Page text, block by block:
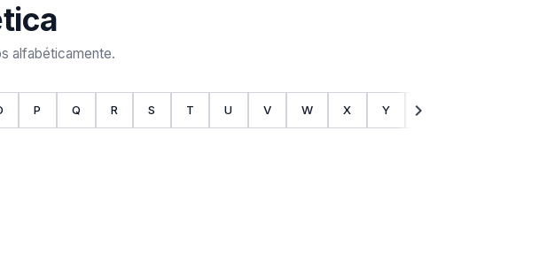
alfabéticamente.
P Q R S T U V W X Y Z
chevron_right